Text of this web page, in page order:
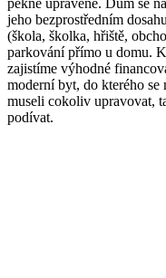
pěkně upravené. Dům se
jeho bezprostředním
(škola, školka, hřiště,
parkování přímo u domu.
zajistíme výhodné
moderní byt, do kterého se
museli cokoliv upravovat,
podívat.